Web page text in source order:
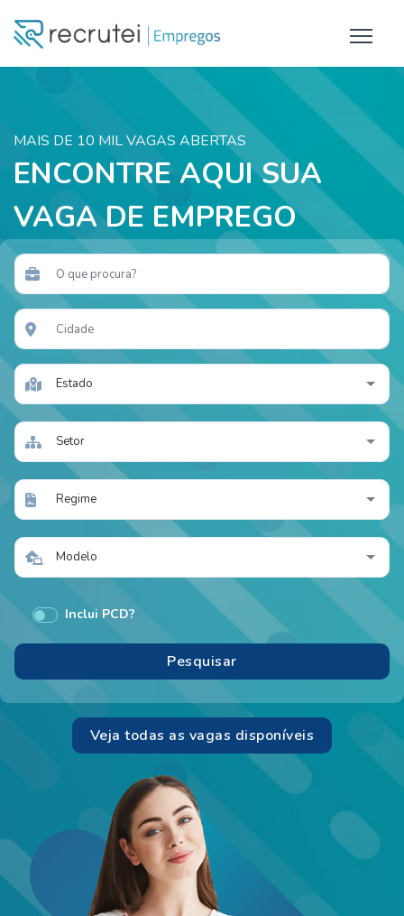
MAIS DE 10 MIL VAGAS ABERTAS
ENCONTRE AQUI SUA
VAGA DE EMPREGO
Estado
Setor
Regime
Modelo
Inclui PCD?
Veja todas as vagas disponíveis